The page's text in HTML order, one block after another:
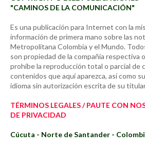
"CAMINOS DE LA COMUNICACIÓN"
Es una publicación para Internet con la
información de primera mano sobre las
Metropolitana Colombia y el Mundo.
son propiedad de la compañía respectiva
prohíbe la reproducción total o parcial de
contenidos que aquí aparezca, así como
idioma sin autorización escrita de su
TÉRMINOS LEGALES / PAUTE CON
DE PRIVACIDAD
Cúcuta - Norte de Santander -